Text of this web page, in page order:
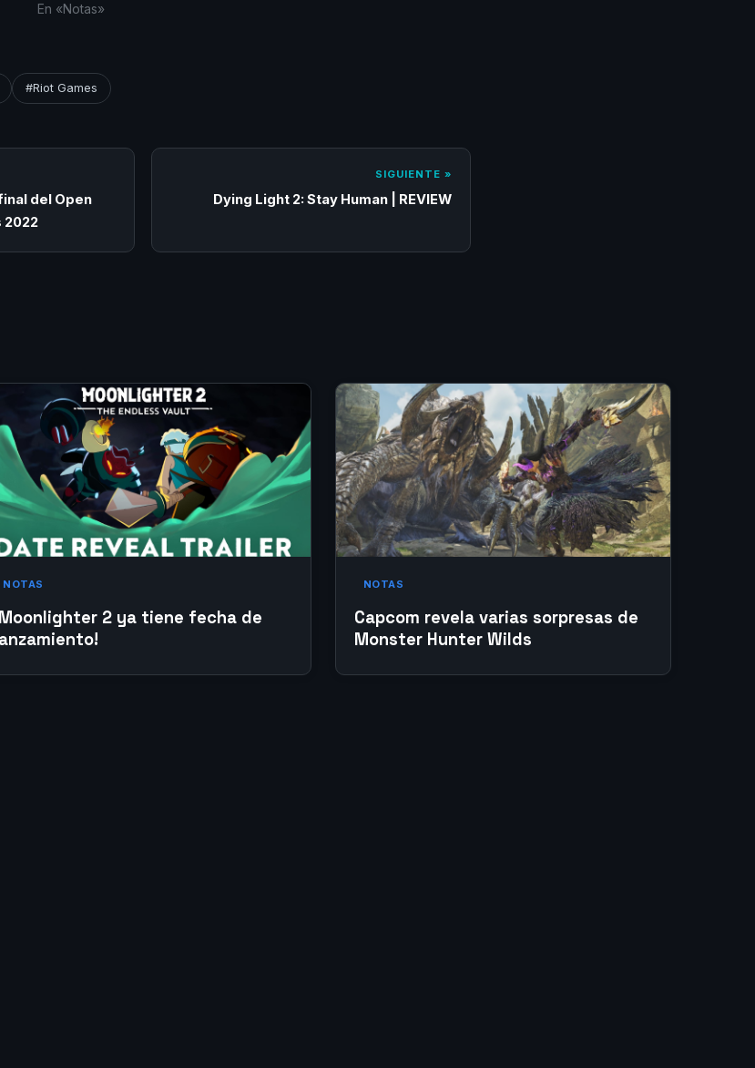
En «Notas»
#Riot Games
del Open
2022
SIGUIENTE »
Dying Light 2: Stay Human | REVIEW
NOTAS
2 ya tiene fecha de
NOTAS
Capcom revela varias sorpresas de
Monster Hunter Wilds